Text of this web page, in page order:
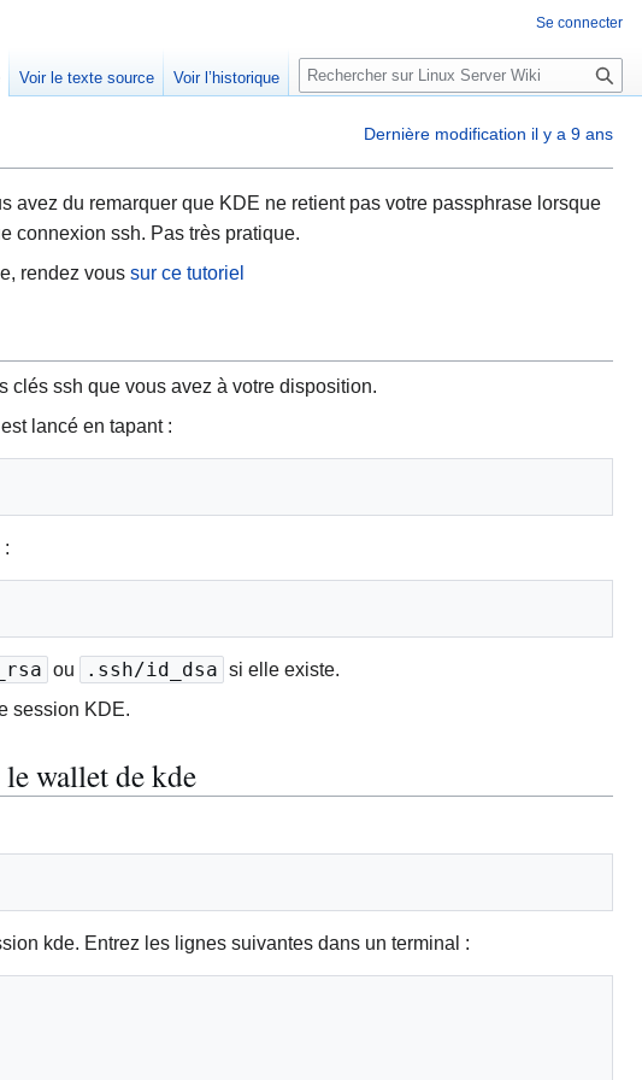
Dernière modification il y a 9 ans
avez du remarquer que KDE ne retient pas votre passphrase lorsque
connexion ssh. Pas très pratique.
rendez vous sur ce tutoriel
clés ssh que vous avez à votre disposition.
lancé en tapant :
:
ou .ssh/id_dsa si elle existe.
session KDE.
wallet de kde
kde. Entrez les lignes suivantes dans un terminal :
Se connecter
Voir le texte source Voir l’historique
R
e
e
r
c